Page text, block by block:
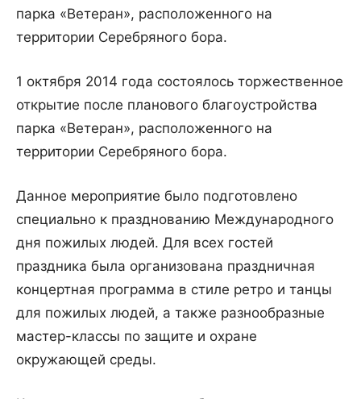
парка «Ветеран», расположенного на
территории Серебряного бора.
1 октября 2014 года состоялось торжественное
открытие после планового благоустройства
парка «Ветеран», расположенного на
территории Серебряного бора.
Данное мероприятие было подготовлено
специально к празднованию Международного
дня пожилых людей. Для всех гостей
праздника была организована праздничная
концертная программа в стиле ретро и танцы
для пожилых людей, а также разнообразные
мастер-классы по защите и охране
окружающей среды.